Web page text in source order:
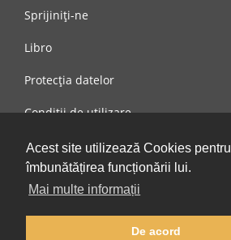
Acest site utilizează Cookies pentru
îmbunătățirea funcționării lui.
Mai multe informații
De acord
Sprijiniți-ne
Libro
Protecția datelor
Condiții de utilizare
Mesaj către noi